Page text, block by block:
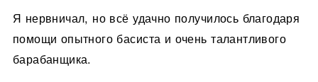
Я нервничал, но всё удачно получилось благодаря
помощи опытного басиста и очень талантливого
барабанщика.